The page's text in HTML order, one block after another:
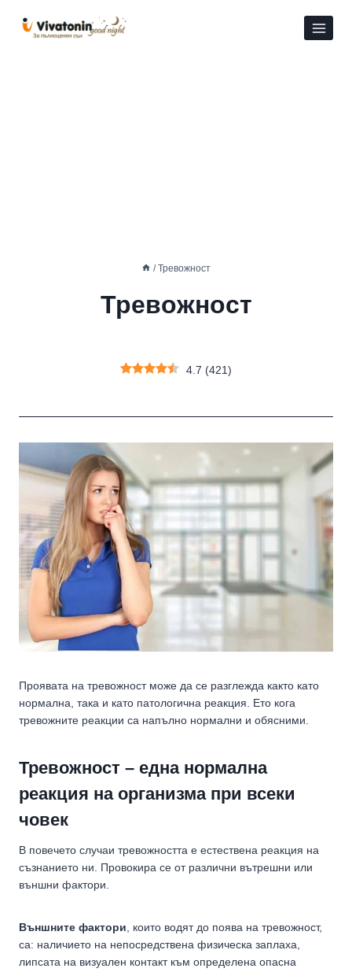
съдържанието
/ Тревожност
Тревожност
4.7 (421)
Проявата на тревожност може да се разглежда както като
нормална, така и като патологична реакция. Ето кога
тревожните реакции са напълно нормални и обясними.
Тревожност – една нормална
реакция на организма при всеки
човек
В повечето случаи тревожността е естествена реакция на
съзнанието ни. Провокира се от различни вътрешни или
външни фактори.
Външните фактори, които водят до поява на тревожност,
са: наличието на непосредствена физическа заплаха,
липсата на визуален контакт към определена опасна